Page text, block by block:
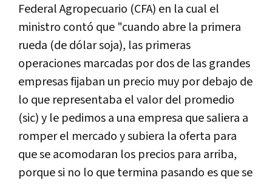
Federal Agropecuario (CFA) en la cual el
ministro contó que "cuando abre la primera
rueda (de dólar soja), las primeras
operaciones marcadas por dos de las grandes
empresas fijaban un precio muy por debajo de
lo que representaba el valor del promedio
(sic) y le pedimos a una empresa que saliera a
romper el mercado y subiera la oferta para
que se acomodaran los precios para arriba,
porque si no lo que termina pasando es que se